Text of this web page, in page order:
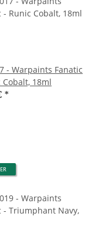
- Warpaints Fanatic
Cobalt, 18ml
*